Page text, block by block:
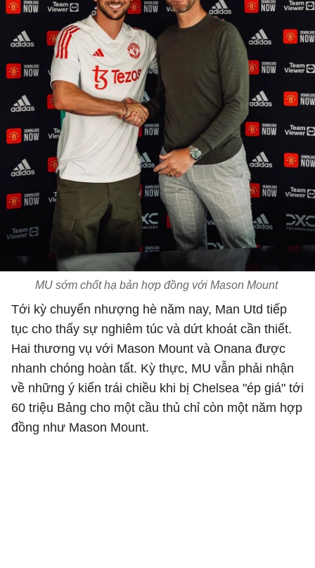
MU sớm chốt hạ bản hợp đồng với Mason Mount
Tới kỳ chuyển nhượng hè năm nay, Man Utd tiếp
tục cho thấy sự nghiêm túc và dứt khoát cần thiết.
Hai thương vụ với Mason Mount và Onana được
nhanh chóng hoàn tất. Kỳ thực, MU vẫn phải nhận
về những ý kiến trái chiều khi bị Chelsea "ép giá" tới
60 triệu Bảng cho một cầu thủ chỉ còn một năm hợp
đồng như Mason Mount.